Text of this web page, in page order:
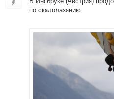
по скалолазанию.